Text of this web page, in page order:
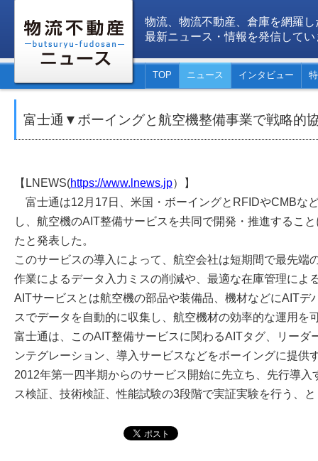
物流、物流不動産、倉庫を網羅し
最新ニュース・情報を発信してい
TOP ニュース インタビュー
富士通▼ボーイングと航空機整備事業で戦略的
【LNEWS(https://www.lnews.jp）】
富士通は12月17日、米国・ボーイングとRFIDやCMBな
し、航空機のAIT整備サービスを共同で開発・推進するこ
たと発表した。
このサービスの導入によって、航空会社は短期間で最先端
作業によるデータ入力ミスの削減や、最適な在庫管理によ
AITサービスとは航空機の部品や装備品、機材などにAITデ
スでデータを自動的に収集し、航空機材の効率的な運用を
富士通は、このAIT整備サービスに関わるAITタグ、リーダ
ンテグレーション、導入サービスなどをボーイングに提供
2012年第一四半期からのサービス開始に先立ち、先行導
ス検証、技術検証、性能試験の3段階で実証実験を行う、